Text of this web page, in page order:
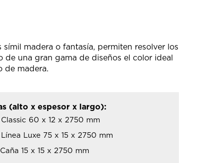
madera o fantasía, permiten resolver los
una gran gama de diseños el color ideal
de madera.
(alto x espesor x largo):
60 x 12 x 2750 mm
Luxe 75 x 15 x 2750 mm
15 x 15 x 2750 mm